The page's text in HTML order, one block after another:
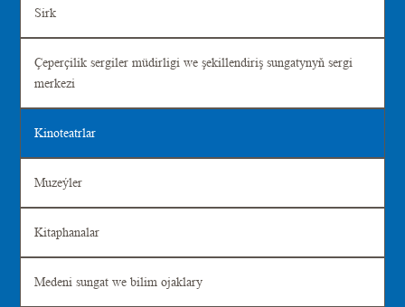
Sirk
Çeperçilik sergiler müdirligi we şekillendiriş sungatynyň sergi
merkezi
Kinoteatrlar
Muzeýler
Kitaphanalar
Medeni sungat we bilim ojaklary